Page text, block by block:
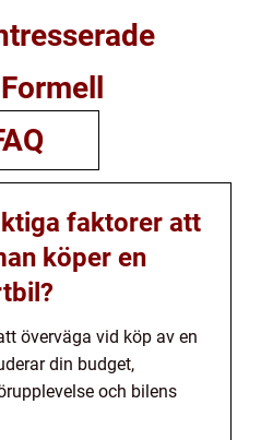
faktorer att
köper en
överväga vid köp av en
din budget,
och bilens